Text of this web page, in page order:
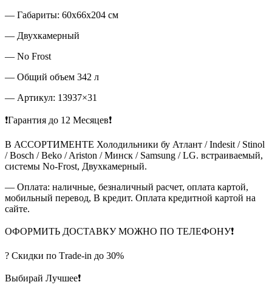
— Габариты: 60х66х204 см
— Двухкамерный
— No Frost
— Общий объем 342 л
— Артикул: 13937×31
❗Гарантия до 12 Месяцев❗
В АССОРТИМЕНТЕ Холодильники бу Атлант / Indesit / Stinol
/ Bosch / Beko / Ariston / Минск / Samsung / LG. встраиваемый,
системы No-Frost, Двухкамерный.
— Оплата: наличные, безналичный расчет, оплата картой,
мобильный перевод, В кредит. Оплата кредитной картой на
сайте.
ОФОРМИТЬ ДОСТАВКУ МОЖНО ПО ТЕЛЕФОНУ❗
? Скидки по Тrade-in до 30%
Выбирай Лучшее❗